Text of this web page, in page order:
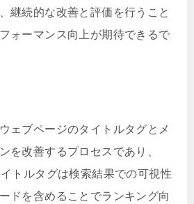
継続的な改善と評価を行うこと
ォーマンス向上が期待できるで
ェブページのタイトルタグとメ
を改善するプロセスであり、
トルタグは検索結果での可視性
ドを含めることでランキング向